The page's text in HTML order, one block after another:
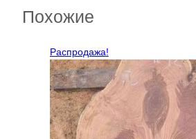
Похожие
Распродажа!